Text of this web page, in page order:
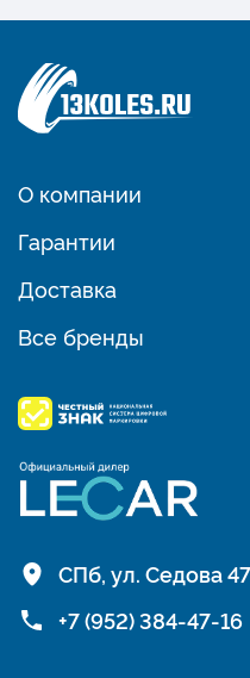
О компании
Гарантии
Доставка
Все бренды
СПб, ул. Седова
+7 (952) 384-47-16